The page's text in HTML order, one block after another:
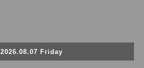
2026.08.07 Friday